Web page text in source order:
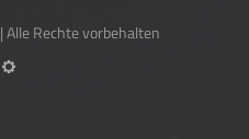
| Alle Rechte vorbehalten